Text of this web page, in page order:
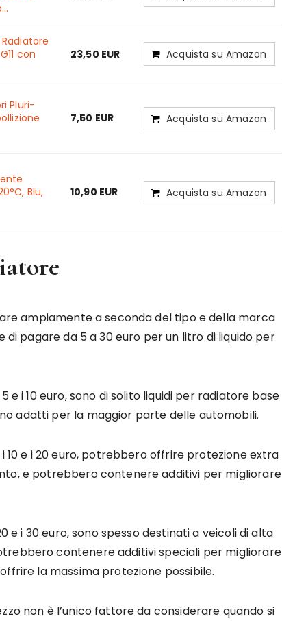
Radiatore
con
23,50 EUR Acquista su Amazon
Pluri-
7,50 EUR Acquista su Amazon
Blu,
10,90 EUR Acquista su Amazon
ampiamente a seconda del tipo e della marca
di pagare da 5 a 30 euro per un litro di liquido per
i 10 euro, sono di solito liquidi per radiatore base
adatti per la maggior parte delle automobili.
e i 20 euro, potrebbero offrire protezione extra
e potrebbero contenere additivi per migliorare
i 30 euro, sono spesso destinati a veicoli di alta
contenere additivi speciali per migliorare
la massima protezione possibile.
non è l’unico fattore da considerare quando si